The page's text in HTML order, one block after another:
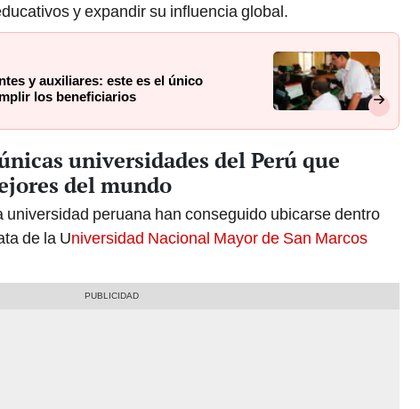
y expandir su influencia global.
y auxiliares: este es el único
los beneficiarios
universidades del Perú que
del mundo
universidad peruana han conseguido ubicarse dentro
de la Universidad Nacional Mayor de San Marcos